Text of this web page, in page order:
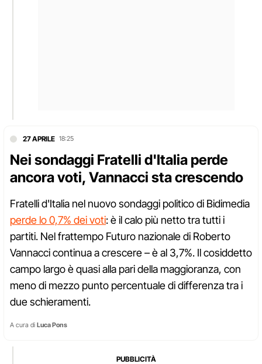
27 APRILE 18:25
Nei sondaggi Fratelli d'Italia perde
ancora voti, Vannacci sta crescendo
Fratelli d'Italia nel nuovo sondaggi politico di Bidimedia
perde lo 0,7% dei voti: è il calo più netto tra tutti i
partiti. Nel frattempo Futuro nazionale di Roberto
Vannacci continua a crescere – è al 3,7%. Il cosiddetto
campo largo è quasi alla pari della maggioranza, con
meno di mezzo punto percentuale di differenza tra i
due schieramenti.
A cura di Luca Pons